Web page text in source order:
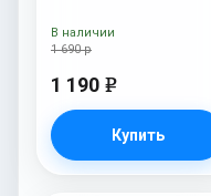
Blue Mountain
1 690 р
1 190 e
Купить
В наличии